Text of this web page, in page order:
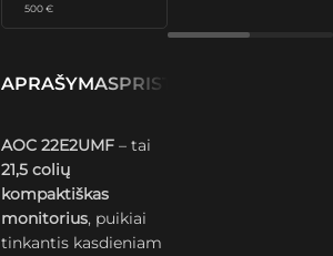
500 €
APRAŠYMASPRISTATYMAS IR
AOC 22E2UMF – tai
21,5 colių
kompaktiškas
monitorius, puikiai
tinkantis kasdieniam